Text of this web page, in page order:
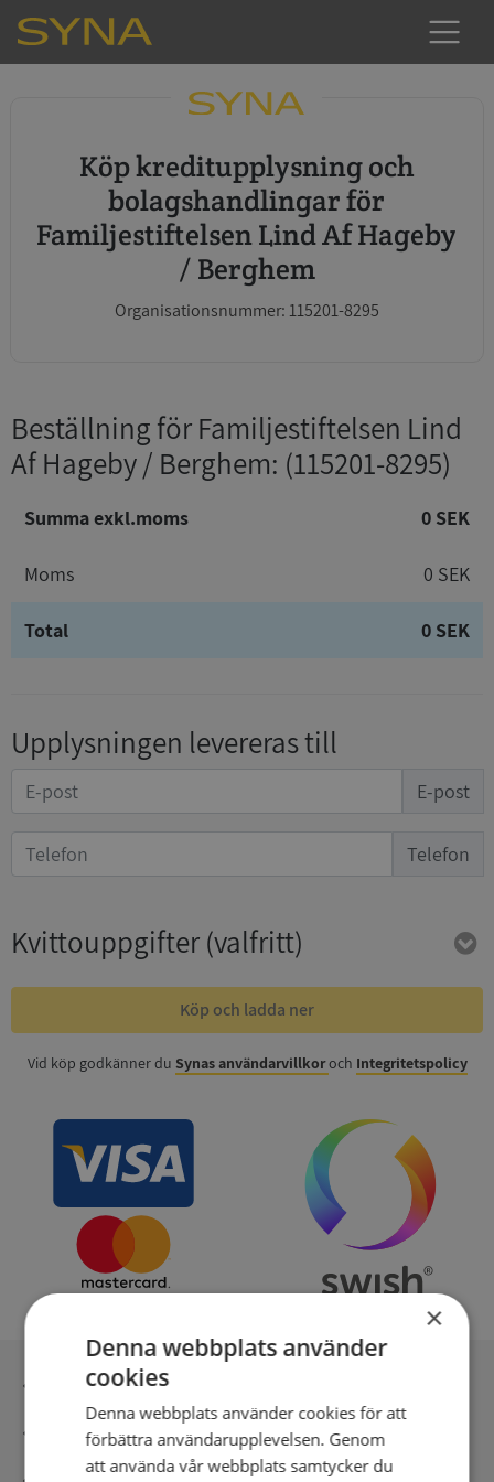
Köp kreditupplysning och
bolagshandlingar för
Familjestiftelsen Lind Af Hageby
/ Berghem
Organisationsnummer: 115201-8295
Beställning för Familjestiftelsen Lind
Af Hageby / Berghem: (115201-8295)
Summa exkl.moms 0 SEK
Moms 0 SEK
Total 0 SEK
Upplysningen levereras till
E-post
Telefon
Kvittouppgifter(valfritt)
Köp och ladda ner
Vid köp godkänner du Synas användarvillkoroch Integritetspolicy
Inga kopior till omfrågad
Säker betalning med stripe
×
Denna webbplats använder
cookies
Denna webbplats använder cookies för att
förbättra användarupplevelsen. Genom
att använda vår webbplats samtycker du